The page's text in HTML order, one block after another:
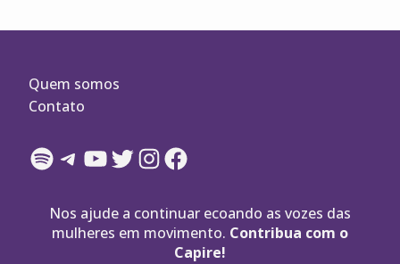
Quem somos
Contato
Spotify
Telegram
YouTube
Twitter
Instagram
Facebook
Nos ajude a continuar ecoando as vozes das
mulheres em movimento. Contribua com o
Capire!